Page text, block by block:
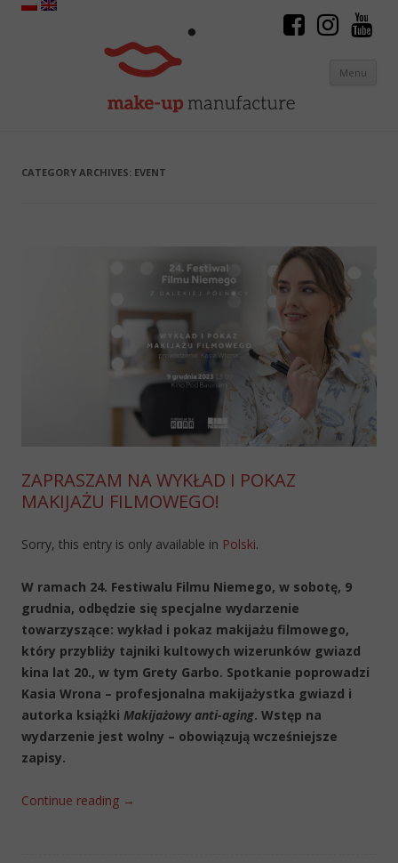
Menu
CATEGORY ARCHIVES: EVENT
ZAPRASZAM NA WYKŁAD I POKAZ
MAKIJAŻU FILMOWEGO!
Sorry, this entry is only available in Polski.
W ramach 24. Festiwalu Filmu Niemego, w sobotę, 9
grudnia, odbędzie się specjalne wydarzenie
towarzyszące: wykład i pokaz makijażu filmowego,
który przybliży tajniki kultowych wizerunków gwiazd
kina lat 20., w tym Grety Garbo. Spotkanie poprowadzi
Kasia Wrona – profesjonalna makijażystka gwiazd i
autorka książki Makijażowy anti-aging. Wstęp na
wydarzenie jest wolny – obowiązują wcześniejsze
zapisy.
Continue reading →